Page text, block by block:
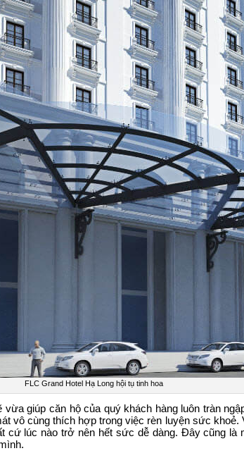
FLC Grand Hotel Hạ Long hội tụ tinh hoa
giúp căn hộ của quý khách hàng luôn tràn
vô cùng thích hợp trong việc rèn luyện sức khoẻ.
cứ lúc nào trở nên hết sức dễ dàng. Đây cũng